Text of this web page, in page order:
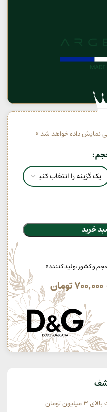
نمایش داده خواهد شد »
خرید
و کشور تولید کننده »
700,000تومان
تومان